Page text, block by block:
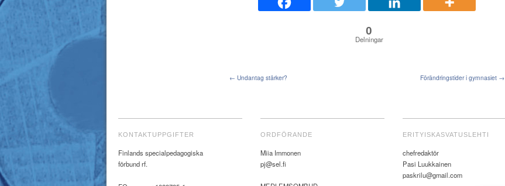
0
Delningar
← Undantag stärker? Förändringstider i gymnasiet →
KONTAKTUPPGIFTER
Finlands specialpedagogiska
förbund rf.
ORDFÖRANDE
Miia Immonen
pj@sel.fi
ERITYISKASVATUSLEHTI
chefredaktör
Pasi Luukkainen
paskrilu@gmail.com